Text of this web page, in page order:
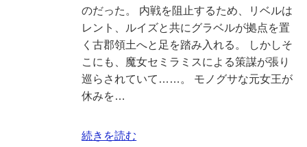
のだった。 内戦を阻止するため、リベルは
レント、ルイズと共にグラベルが拠点を置
く古郡領土へと足を踏み入れる。 しかしそ
こにも、魔女セミラミスによる策謀が張り
巡らされていて……。 モノグサな元女王が
休みを…
続きを読む